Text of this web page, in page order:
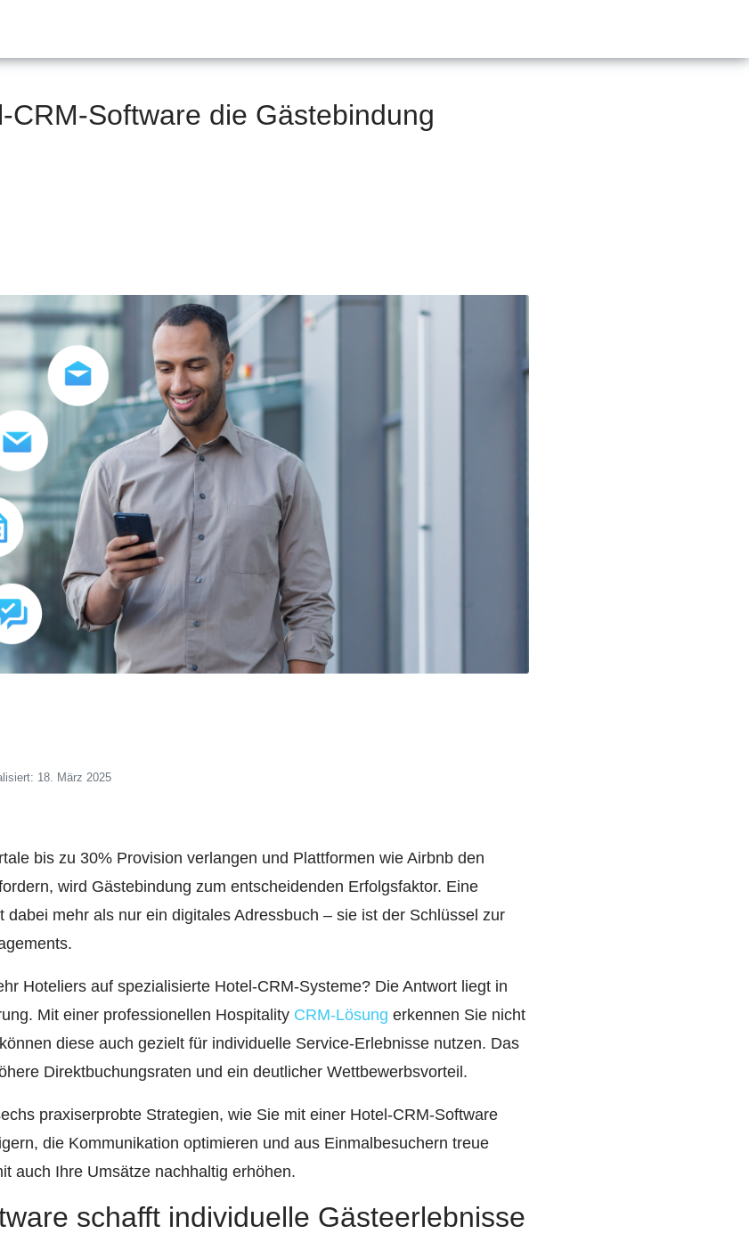
CRM-Software die Gästebindung
18. März 2025
bis zu 30% Provision verlangen und Plattformen wie Airbnb den
wird Gästebindung zum entscheidenden Erfolgsfaktor. Eine
dabei mehr als nur ein digitales Adressbuch – sie ist der Schlüssel zur
Hoteliers auf spezialisierte Hotel-CRM-Systeme? Die Antwort liegt in
Mit einer professionellen Hospitality CRM-Lösung erkennen Sie nicht
diese auch gezielt für individuelle Service-Erlebnisse nutzen. Das
Direktbuchungsraten und ein deutlicher Wettbewerbsvorteil.
praxiserprobte Strategien, wie Sie mit einer Hotel-CRM-Software
die Kommunikation optimieren und aus Einmalbesuchern treue
auch Ihre Umsätze nachhaltig erhöhen.
schafft individuelle Gästeerlebnisse